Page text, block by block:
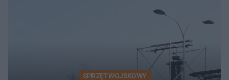
SPRZĘT WOJSKOWY